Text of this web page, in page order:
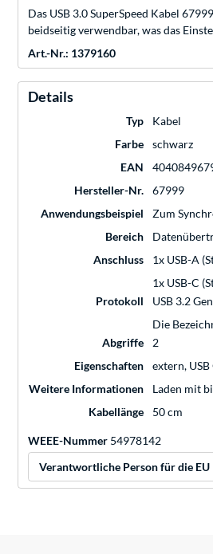
Das USB 3.0 SuperSpeed Kabel
beidseitig verwendbar, was das
Art.-Nr.: 1379160
Details
Typ
Kabel
Farbe
schwarz
EAN
Hersteller-Nr.
67999
Anwendungsbeispiel
Zum
Bereich
Anschluss
1x USB-A
1x USB-C
Protokoll
USB 3.2
Die
Abgriffe
2
Eigenschaften
extern,
Weitere Informationen
Laden mit
Kabellänge
50 cm
WEEE-Nummer 54978142
Verantwortliche Person für die EU